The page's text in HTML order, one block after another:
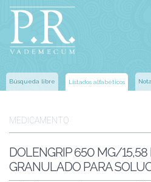
Búsqueda libre Listados alfabéticos
MEDICAMENTO
DOLENGRIP 650 MG/
GRANULADO PARA